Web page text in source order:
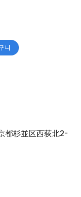
니
都杉並区西荻北2-